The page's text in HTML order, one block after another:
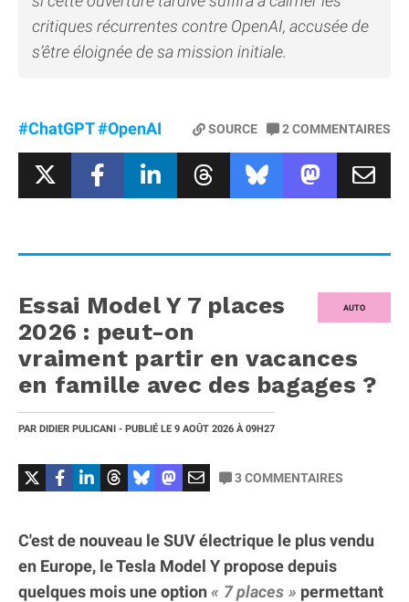
critiques récurrentes contre OpenAI, accusée de
s’être éloignée de sa mission initiale.
#ChatGPT#OpenAI SOURCE 2COMMENTAIRES
AUTO
Essai Model Y 7 places
2026 : peut-on
vraiment partir en vacances
en famille avec des bagages ?
PAR DIDIER PULICANI - PUBLIÉ LE 9 AOÛT 2026 À 09H27
3COMMENTAIRES
C'est de nouveau le SUV électrique le plus vendu
en Europe, le Tesla Model Y propose depuis
quelques mois une option
7 places
permettant